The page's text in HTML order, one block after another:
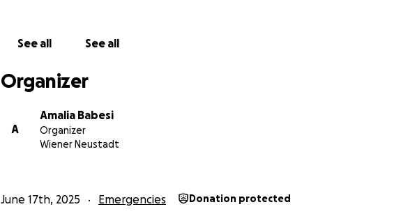
See all See all
Organizer
A
Amalia Babesi
Organizer
Wiener Neustadt
June 17th, 2025 Emergencies Donation protected